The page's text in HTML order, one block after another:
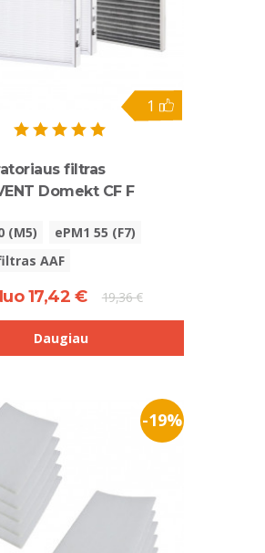
1
filtras
Domekt CF F
(M5)
ePM1 55 (F7)
AAF
17,42 € 19,36 €
Daugiau
-19%